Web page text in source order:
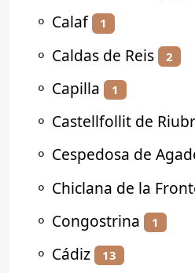
⚬ Calaf 1
⚬ Caldas de Reis 2
⚬ Capilla 1
⚬ Castellfollit de
⚬ Cespedosa de
⚬ Chiclana de la
⚬ Congostrina 1
⚬ Cádiz 13